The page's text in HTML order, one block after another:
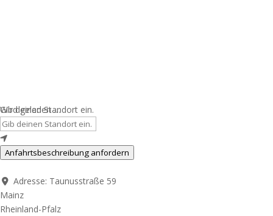
Wird geladen …
Gib deinen Standort ein.
Anfahrtsbeschreibung anfordern
Adresse: Taunusstraße 59
Mainz
Rheinland-Pfalz